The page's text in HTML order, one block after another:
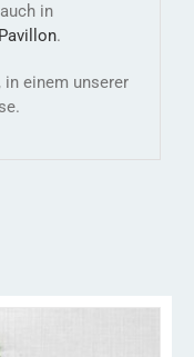
in
.
einem unserer